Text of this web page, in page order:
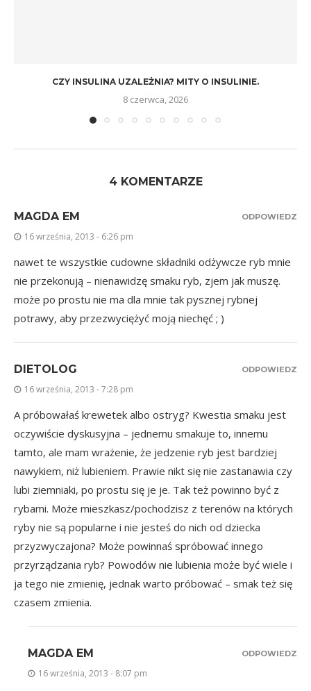
CZY INSULINA UZALEŻNIA? MITY O INSULINIE.
8 czerwca, 2026
4 KOMENTARZE
MAGDA EM
16 września, 2013 - 6:26 pm
nawet te wszystkie cudowne składniki odżywcze ryb mnie
nie przekonują – nienawidzę smaku ryb, zjem jak muszę.
może po prostu nie ma dla mnie tak pysznej rybnej
potrawy, aby przezwyciężyć moją niechęć ; )
ODPOWIEDZ
DIETOLOG
16 września, 2013 - 7:28 pm
A próbowałaś krewetek albo ostryg? Kwestia smaku jest
oczywiście dyskusyjna – jednemu smakuje to, innemu
tamto, ale mam wrażenie, że jedzenie ryb jest bardziej
nawykiem, niż lubieniem. Prawie nikt się nie zastanawia czy
lubi ziemniaki, po prostu się je je. Tak też powinno być z
rybami. Może mieszkasz/pochodzisz z terenów na których
ryby nie są popularne i nie jesteś do nich od dziecka
przyzwyczajona? Może powinnaś spróbować innego
przyrządzania ryb? Powodów nie lubienia może być wiele i
ja tego nie zmienię, jednak warto próbować – smak też się
czasem zmienia.
ODPOWIEDZ
MAGDA EM
16 września, 2013 - 8:07 pm
ODPOWIEDZ